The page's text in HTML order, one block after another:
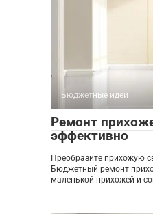
Бюджетные идеи
Ремонт
эффективно
Преобразите прихожую
Бюджетный ремонт
маленькой прихожей и